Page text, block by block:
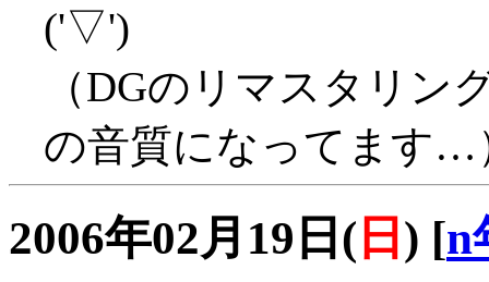
('▽')
（DGのリマスタリン
の音質になってます…
2006年02月19日( 日 ) [n